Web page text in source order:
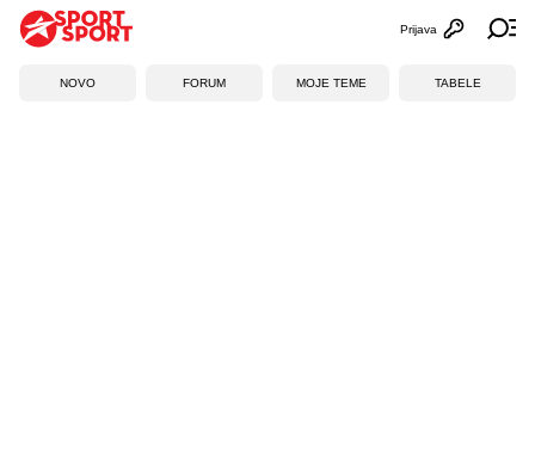
Otvori
Prijava
NOVO FORUM MOJE TEME TABELE